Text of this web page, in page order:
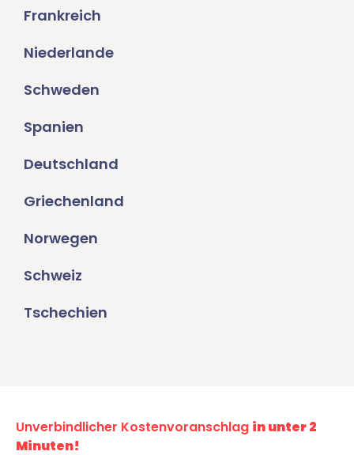
Frankreich
Niederlande
Schweden
Spanien
Deutschland
Griechenland
Norwegen
Schweiz
Tschechien
Unverbindlicher Kostenvoranschlag in unter 2
Minuten!